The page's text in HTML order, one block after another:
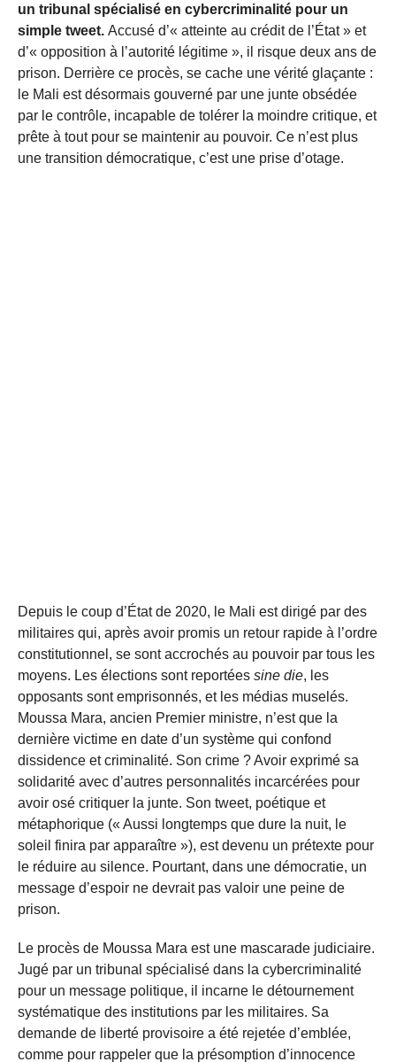
un tribunal spécialisé en cybercriminalité pour un
simple tweet. Accusé d’« atteinte au crédit de l’État » et
d’« opposition à l’autorité légitime », il risque deux ans de
prison. Derrière ce procès, se cache une vérité glaçante :
le Mali est désormais gouverné par une junte obsédée
par le contrôle, incapable de tolérer la moindre critique, et
prête à tout pour se maintenir au pouvoir. Ce n’est plus
une transition démocratique, c’est une prise d’otage.
Depuis le coup d’État de 2020, le Mali est dirigé par des
militaires qui, après avoir promis un retour rapide à l’ordre
constitutionnel, se sont accrochés au pouvoir par tous les
moyens. Les élections sont reportées sine die, les
opposants sont emprisonnés, et les médias muselés.
Moussa Mara, ancien Premier ministre, n’est que la
dernière victime en date d’un système qui confond
dissidence et criminalité. Son crime ? Avoir exprimé sa
solidarité avec d’autres personnalités incarcérées pour
avoir osé critiquer la junte. Son tweet, poétique et
métaphorique (« Aussi longtemps que dure la nuit, le
soleil finira par apparaître »), est devenu un prétexte pour
le réduire au silence. Pourtant, dans une démocratie, un
message d’espoir ne devrait pas valoir une peine de
prison.
Le procès de Moussa Mara est une mascarade judiciaire.
Jugé par un tribunal spécialisé dans la cybercriminalité
pour un message politique, il incarne le détournement
systématique des institutions par les militaires. Sa
demande de liberté provisoire a été rejetée d’emblée,
comme pour rappeler que la présomption d’innocence